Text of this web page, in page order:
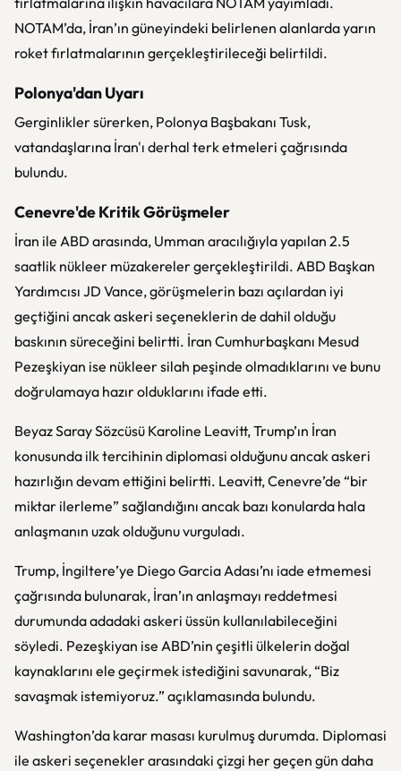
NOTAM’da, İran’ın güneyindeki belirlenen alanlarda yarın
roket fırlatmalarının gerçekleştirileceği belirtildi.
Polonya'dan Uyarı
Gerginlikler sürerken, Polonya Başbakanı Tusk,
vatandaşlarına İran'ı derhal terk etmeleri çağrısında
bulundu.
Cenevre'de Kritik Görüşmeler
İran ile ABD arasında, Umman aracılığıyla yapılan 2.5
saatlik nükleer müzakereler gerçekleştirildi. ABD Başkan
Yardımcısı JD Vance, görüşmelerin bazı açılardan iyi
geçtiğini ancak askeri seçeneklerin de dahil olduğu
baskının süreceğini belirtti. İran Cumhurbaşkanı Mesud
Pezeşkiyan ise nükleer silah peşinde olmadıklarını ve bunu
doğrulamaya hazır olduklarını ifade etti.
Beyaz Saray Sözcüsü Karoline Leavitt, Trump’ın İran
konusunda ilk tercihinin diplomasi olduğunu ancak askeri
hazırlığın devam ettiğini belirtti. Leavitt, Cenevre’de “bir
miktar ilerleme” sağlandığını ancak bazı konularda hala
anlaşmanın uzak olduğunu vurguladı.
Trump, İngiltere’ye Diego Garcia Adası’nı iade etmemesi
çağrısında bulunarak, İran’ın anlaşmayı reddetmesi
durumunda adadaki askeri üssün kullanılabileceğini
söyledi. Pezeşkiyan ise ABD’nin çeşitli ülkelerin doğal
kaynaklarını ele geçirmek istediğini savunarak, “Biz
savaşmak istemiyoruz.” açıklamasında bulundu.
Washington’da karar masası kurulmuş durumda. Diplomasi
ile askeri seçenekler arasındaki çizgi her geçen gün daha